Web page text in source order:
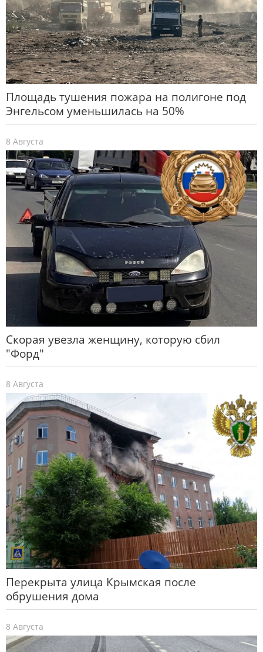
Площадь тушения пожара на полигоне под
Энгельсом уменьшилась на 50%
8 Августа
Скорая увезла женщину, которую сбил
"Форд"
8 Августа
Перекрыта улица Крымская после
обрушения дома
8 Августа